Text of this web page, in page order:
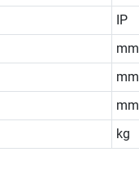
IP
mm
mm
mm
kg